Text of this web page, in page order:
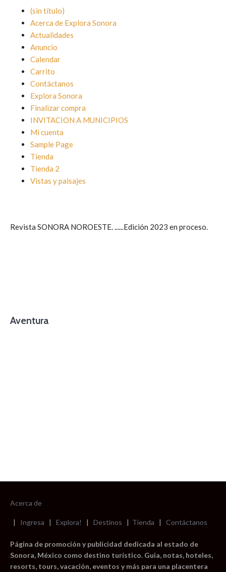
(sin título)
Acerca de Explora Sonora
Actualidades
Anuncio
Calendar
Carrito
Contáctanos
Explora Sonora
Finalizar compra
INVITACION A MUNICIPIOS
Mi cuenta
Sample Page
Tienda
Tienda 2
Vistas y paisajes
Revista SONORA NOROESTE. ......Edición 2023 en proceso.
Aventura
Acerca de
| Ingresa | Explora! | Destinos | Tienda | Contáctanos
Página de promoción y publicidad dedicada al estado de
Sonora, México como destino turístico. Guia, notas, hoteles,
resorts, tours, vacación, eventos y más para una placentera